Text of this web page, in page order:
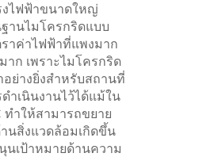
งไฟฟ้าขนาดใหญ่
านไมโครกริดแบบ
ราค่าไฟฟ้าที่แพงมาก
ก เพราะไมโครกริด
ย่างยิ่งสำหรับสถานที่
ำเนินงานไว้ได้แม้ใน
ทำให้สามารถขยาย
นสิ่งแวดล้อมเกิดขึ้น
เป้าหมายด้านความ